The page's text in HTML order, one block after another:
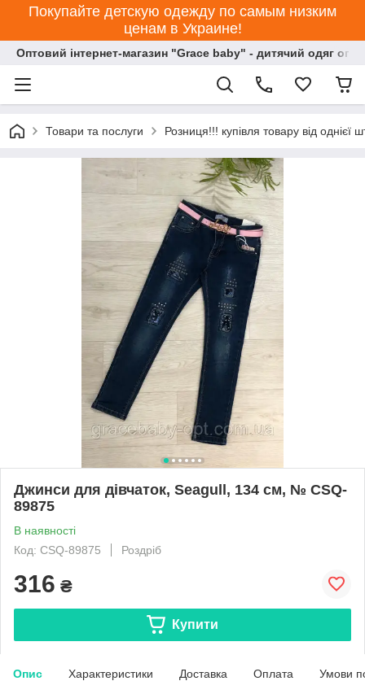
Покупайте детскую одежду по самым низким
ценам в Украине!
Оптовий інтернет-магазин "Grace baby" - дитячий одяг
Товари та послуги Розниця!!! купівля товару від однієї
Джинси для дівчаток, Seagull, 134 см, № CSQ-
89875
В наявності
Код: CSQ-89875
Роздріб
316 ₴
Купити
Опис Характеристики Доставка Оплата Умови